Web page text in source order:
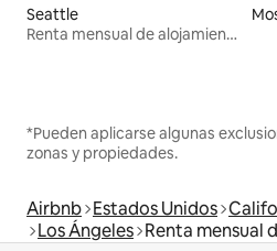
Seattle
Renta mensual de alojamientos
*Pueden aplicarse algunas
zonas y propiedades.
Airbnb Estados Unidos
Los Ángeles Renta mensual